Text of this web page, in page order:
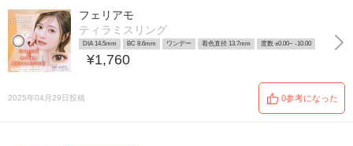
フェリアモ
ティラミスリング
DIA 14.5mm BC 8.6mm ワンデー 着色直径 13.7mm 度数 ±0.00~ -10.00
¥1,760
2025年04月29日投稿 0参考になった